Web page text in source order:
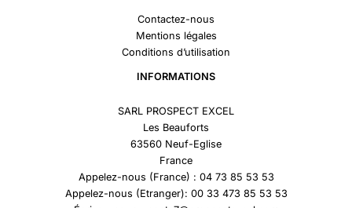
Contactez-nous
Mentions légales
Conditions d’utilisation
INFORMATIONS
SARL PROSPECT EXCEL
Les Beauforts
63560 Neuf-Eglise
France
Appelez-nous (France) : 04 73 85 53 53
Appelez-nous (Etranger): 00 33 473 85 53 53